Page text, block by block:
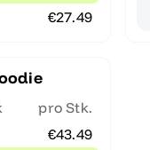
€27.49
pro Stk.
€43.49